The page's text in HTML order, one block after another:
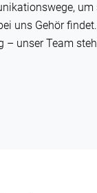
um
uns Gehör
– unser Team